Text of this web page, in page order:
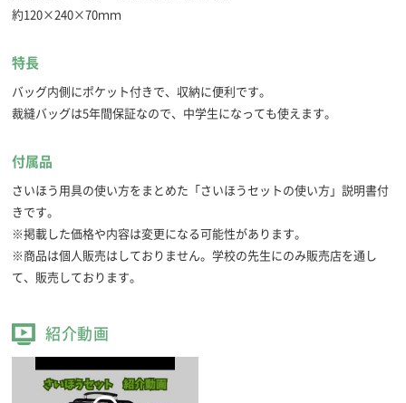
約120×240×70ｍｍ
特長
バッグ内側にポケット付きで、収納に便利です。
裁縫バッグは5年間保証なので、中学生になっても使えます。
付属品
さいほう用具の使い方をまとめた「さいほうセットの使い方」説明書付
きです。
※掲載した価格や内容は変更になる可能性があります。
※商品は個人販売はしておりません。学校の先生にのみ販売店を通し
て、販売しております。
紹介動画